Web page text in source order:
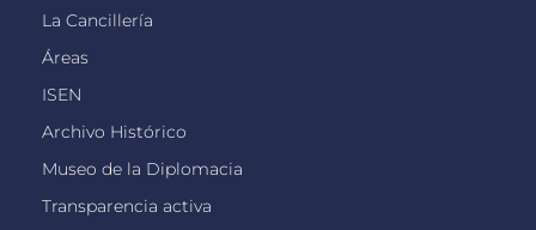
La Cancillería
Áreas
ISEN
Archivo Histórico
Museo de la Diplomacia
Transparencia activa